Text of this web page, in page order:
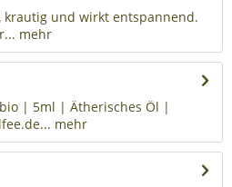
krautig und wirkt entspannend.
mehr
bio | 5ml | Ätherisches Öl |
mehr